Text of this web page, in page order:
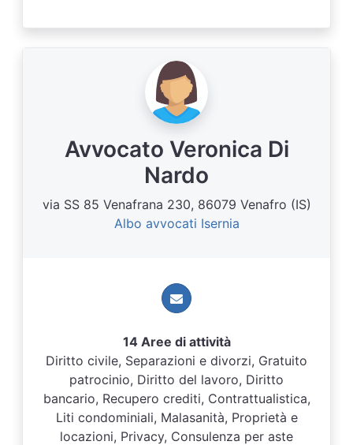
Avvocato Veronica Di
Nardo
via SS 85 Venafrana 230, 86079 Venafro (IS)
Albo avvocati Isernia
14 Aree di attività
Diritto civile, Separazioni e divorzi, Gratuito
patrocinio, Diritto del lavoro, Diritto
bancario, Recupero crediti, Contrattualistica,
Liti condominiali, Malasanità, Proprietà e
locazioni, Privacy, Consulenza per aste